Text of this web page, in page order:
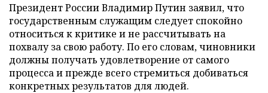
Президент России Владимир Путин заявил, что
государственным служащим следует спокойно
относиться к критике и не рассчитывать на
похвалу за свою работу. По его словам, чиновники
должны получать удовлетворение от самого
процесса и прежде всего стремиться добиваться
конкретных результатов для людей.